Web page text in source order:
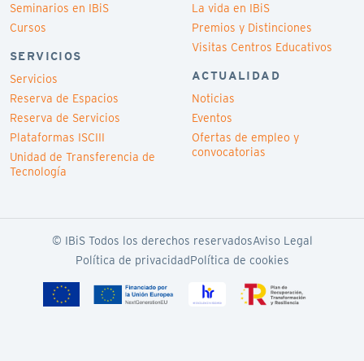
Seminarios en IBiS
Cursos
SERVICIOS
Servicios
Reserva de Espacios
Reserva de Servicios
Plataformas ISCIII
Unidad de Transferencia de
Tecnología
La vida en IBiS
Premios y Distinciones
Visitas Centros Educativos
ACTUALIDAD
Noticias
Eventos
Ofertas de empleo y
convocatorias
© IBiS Todos los derechos reservadosAviso Legal
Política de privacidadPolítica de cookies